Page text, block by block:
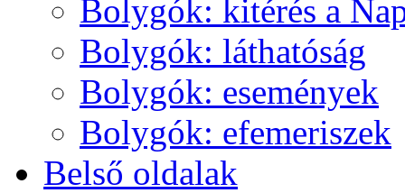
Boly­gók: ki­té­rés a
Boly­gók: lát­ha­tó­ság
Boly­gók: ese­mé­nyek
Boly­gók: efe­me­ri­szek
Bel­ső ol­da­lak